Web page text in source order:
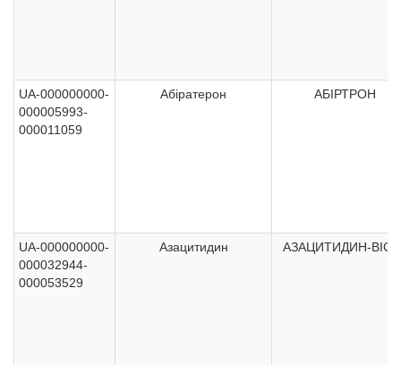
UA-000000000-
000005993-
000011059
Абіратерон АБІРТРОН
UA-000000000-
000032944-
000053529
Азацитидин АЗАЦИТИДИН-